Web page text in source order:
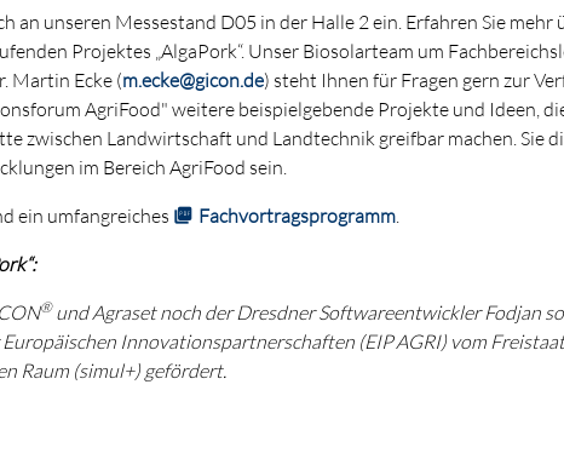
an unseren Messestand D05 in der Halle 2 ein. Erfahren Sie
Projektes „AlgaPork“. Unser Biosolarteam um
Martin Ecke (m.ecke@gicon.de) steht Ihnen für Fragen gern zur
AgriFood" weitere beispielgebende Projekte und Ideen,
zwischen Landwirtschaft und Landtechnik greifbar machen. Sie
im Bereich AgriFood sein.
ein umfangreiches
Fachvortragsprogramm
®und Agraset noch der Dresdner Softwareentwickler Fodjan
Innovationspartnerschaften (EIP AGRI) vom
Raum (simul+) gefördert.